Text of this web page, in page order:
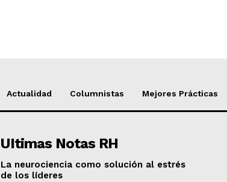
Actualidad Columnistas Mejores Prácticas
UItimas Notas RH
La neurociencia como solución al estrés
de los líderes